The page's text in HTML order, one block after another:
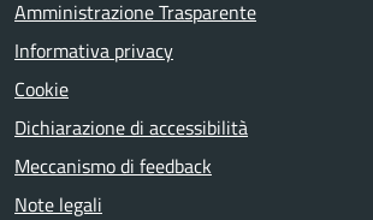
Amministrazione Trasparente
Informativa privacy
Cookie
Dichiarazione di accessibilità
Meccanismo di feedback
Note legali